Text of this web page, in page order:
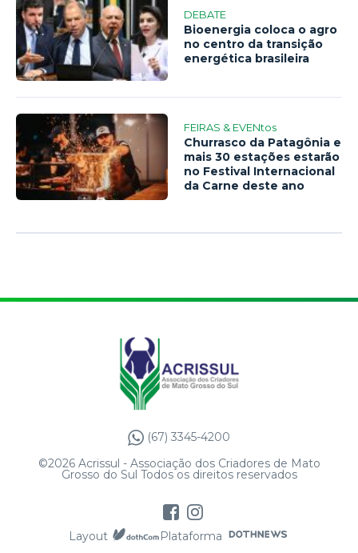
DEBATE
Bioenergia coloca o agro
no centro da transição
energética brasileira
FEIRAS & EVENtos
Churrasco da Patagônia e
mais 30 estações estarão
no Festival Internacional
da Carne deste ano
(67) 3345-4200
©2026 Acrissul - Associação dos Criadores de Mato
Grosso do Sul Todos os direitos reservados
Layout Plataforma